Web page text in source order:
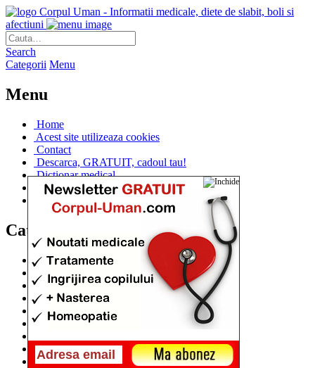
Corpul Uman - Informatii medicale, diete de slabit, boli si
afectiuni
Search
Categorii Menu
Menu
Home
Acest site utilizeaza cookies
Contact
Descarca, GRATUIT, cadoul tau!
Dictionar medical
Dr. Cristina IANUC
Linkuri utile
Categorii
Diete si cure de slabire
(706)
Afectiuni si Boli
(401)
Corpul de la A la Z(315)
Medicina Naturista
Anatomie
(295)
Alimentatia(259)
Sanatatea si Preventia(170)
Interventii si Tratamente(167)